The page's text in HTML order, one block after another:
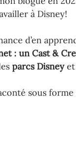
à Disney!
d’en
: un Cast &
parcs Disney et
sous